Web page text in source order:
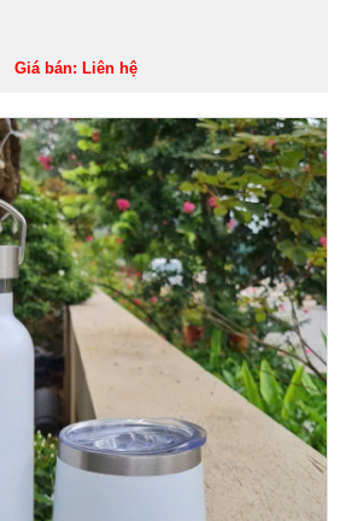
Giá bán: Liên hệ